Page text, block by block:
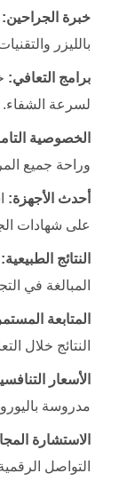
خبرة الجراحين:
بالليزر
برامج التعافي:
لسرعة الشفاء.
الخصوصية
وراحة جميع
أحدث الأجهزة:
على شهادات
النتائج الطبيعية:
المبالغة في
المتابعة
النتائج خلال
الأسعار
مدروسة
الاستشارة
التواصل